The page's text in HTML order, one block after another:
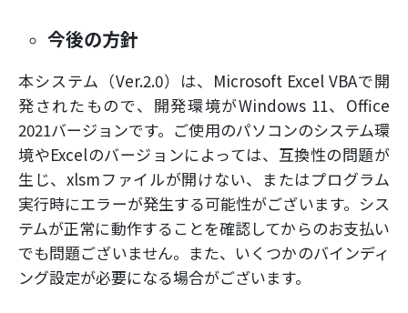
今後の方針
本システム（Ver.2.0）は、Microsoft Excel VBAで開
発されたもので、開発環境がWindows 11、Office
2021バージョンです。ご使用のパソコンのシステム環
境やExcelのバージョンによっては、互換性の問題が
生じ、xlsmファイルが開けない、またはプログラム
実行時にエラーが発生する可能性がございます。シス
テムが正常に動作することを確認してからのお支払い
でも問題ございません。また、いくつかのバインディ
ング設定が必要になる場合がございます。